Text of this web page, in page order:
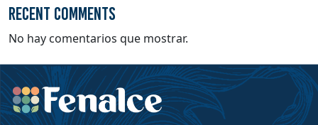
Recent Comments
No hay comentarios que mostrar.